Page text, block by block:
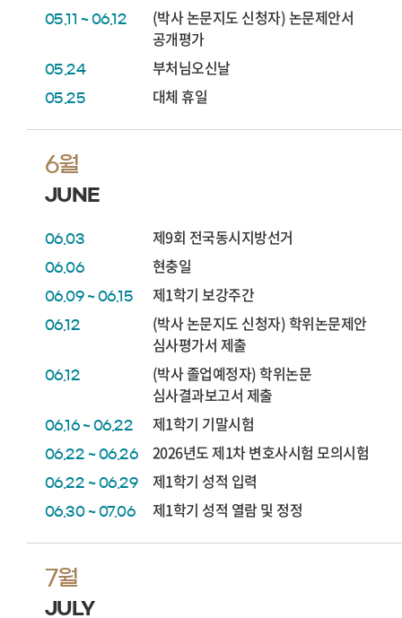
05.11 ~ 06.12
(박사 논문지도 신청자) 논문제안서
공개평가
05.24 부처님오신날
05.25 대체 휴일
6월
JUNE
06.03 제9회 전국동시지방선거
06.06 현충일
06.09 ~ 06.15 제1학기 보강주간
06.12
(박사 논문지도 신청자) 학위논문제안
심사평가서 제출
06.12
(박사 졸업예정자) 학위논문
심사결과보고서 제출
06.16 ~ 06.22 제1학기 기말시험
06.22 ~ 06.26 2026년도 제1차 변호사시험 모의시험
06.22 ~ 06.29 제1학기 성적 입력
06.30 ~ 07.06 제1학기 성적 열람 및 정정
7월
JULY